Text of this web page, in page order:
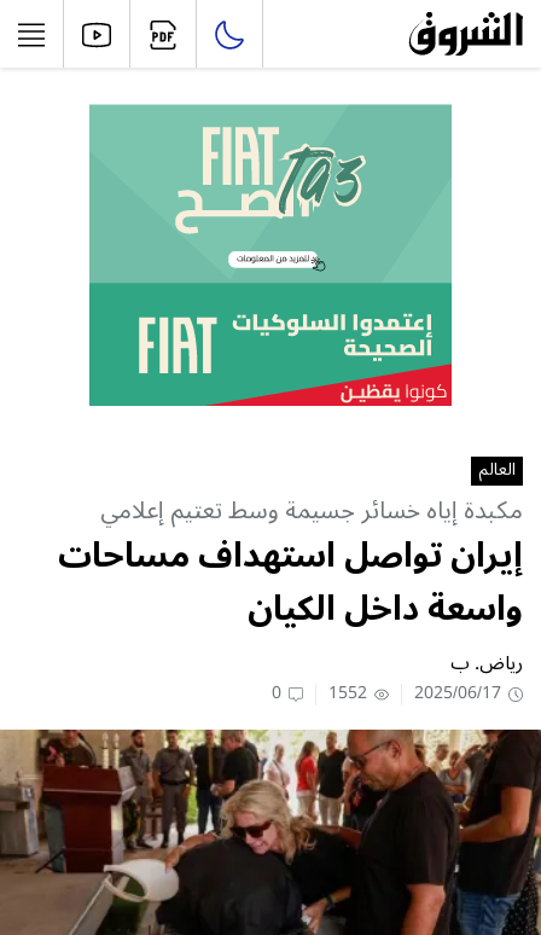
العالم
مكبدة إياه خسائر جسيمة وسط تعتيم إعلامي
إيران تواصل استهداف مساحات
واسعة داخل الكيان
رياض. ب
2025/06/17
1552
0